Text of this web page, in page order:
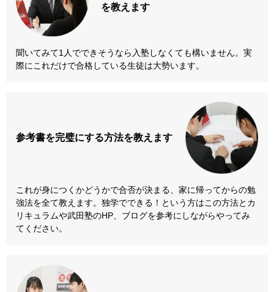
を教えます
聞いてみて1人でできそうなら入塾しなくても構いません。実
際にこれだけで合格している生徒は大勢います。
参考書を完璧にする方法を教えます
これが身につくかどうかで合否が決まる、家に帰ってからの勉
強法を全て教えます。独学でできる！という方はこの方法とカ
リキュラムや武田塾のHP、ブログを参考にしながらやってみ
てください。